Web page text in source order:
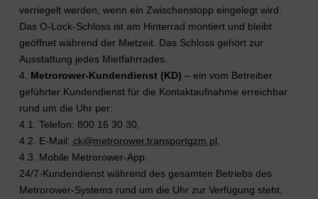
verriegelt werden, wenn ein Zwischenstopp eingelegt wird.
Das O-Lock-Schloss ist am Hinterrad montiert und bleibt
geöffnet während der Mietzeit. Das Schloss gehört zur
Ausstattung jedes Mietfahrrades.
4. Metrorower-Kundendienst (KD) – ein vom Betreiber
geführter Kundendienst für die Kontaktaufnahme erreichbar
rund um die Uhr per:
4.1. Telefon: 800 16 30 30,
4.2. E-Mail: ck@metrorower.transportgzm.pl
4.3. Mobile Metrorower-App.
24/7-Kundendienst während des gesamten Betriebs des
Metrorower-Systems rund um die Uhr zur Verfügung steht,